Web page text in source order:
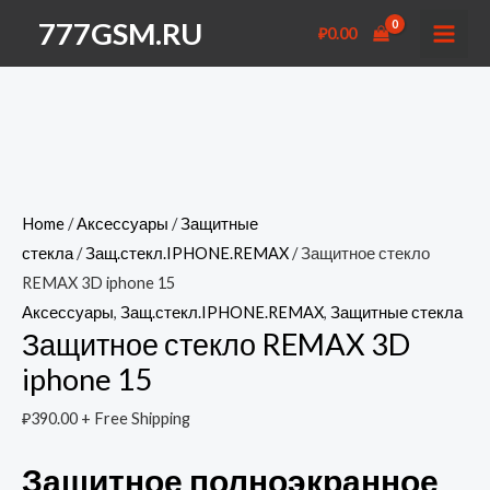
содержимому
777GSM.RU ₽0.00
Home/Аксессуары /Защитные
стекла/Защ.стекл.IPHONE.REMAX/ Защитное стекло
REMAX 3D iphone 15
Аксессуары, Защ.стекл.IPHONE.REMAX, Защитные стекла
Защитное стекло REMAX 3D
iphone 15
₽390.00 + Free Shipping
Защитное полноэкранное